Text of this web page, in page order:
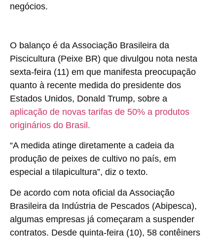
negócios.
O balanço é da Associação Brasileira da
Piscicultura (Peixe BR) que divulgou nota nesta
sexta-feira (11) em que manifesta preocupação
quanto à recente medida do presidente dos
Estados Unidos, Donald Trump, sobre a
aplicação de novas tarifas de 50% a produtos
originários do Brasil.
“A medida atinge diretamente a cadeia da
produção de peixes de cultivo no país, em
especial a tilapicultura”, diz o texto.
De acordo com nota oficial da Associação
Brasileira da Indústria de Pescados (Abipesca),
algumas empresas já começaram a suspender
contratos. Desde quinta-feira (10), 58 contêiners